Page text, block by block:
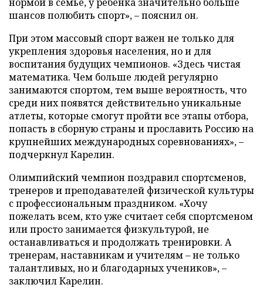
шансов полюбить спорт», – пояснил он.
При этом массовый спорт важен не только для
укрепления здоровья населения, но и для
воспитания будущих чемпионов. «Здесь чистая
математика. Чем больше людей регулярно
занимаются спортом, тем выше вероятность, что
среди них появятся действительно уникальные
атлеты, которые смогут пройти все этапы отбора,
попасть в сборную страны и прославить Россию на
крупнейших международных соревнованиях», –
подчеркнул Карелин.
Олимпийский чемпион поздравил спортсменов,
тренеров и преподавателей физической культуры
с профессиональным праздником. «Хочу
пожелать всем, кто уже считает себя спортсменом
или просто занимается физкультурой, не
останавливаться и продолжать тренировки. А
тренерам, наставникам и учителям – не только
талантливых, но и благодарных учеников», –
заключил Карелин.